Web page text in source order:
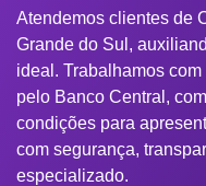
Atendemos clientes de
Grande do Sul,
ideal. Trabalhamos
pelo Banco Central,
condições para
com segurança,
especializado.